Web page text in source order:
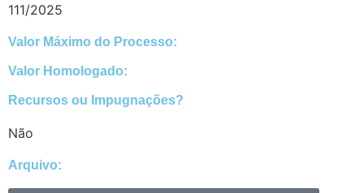
111/2025
Valor Máximo do Processo: ​
Valor Homologado: ​
Recursos ou Impugnações? ​
Não
Arquivo: